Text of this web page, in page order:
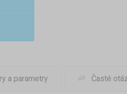
a parametry Časté